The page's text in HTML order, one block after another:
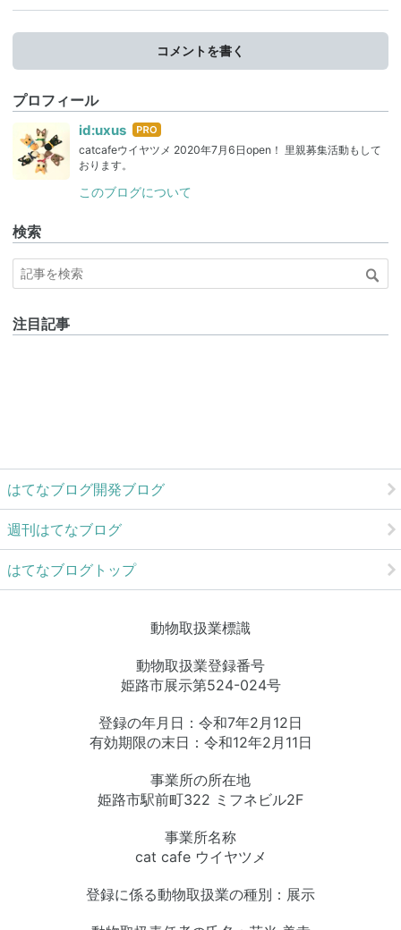
コメントを書く
プロフィール
id:uxus はて
なブ
catcafeウイヤツメ 2020年7月6日open！ 里親募集活動もして
おります。
このブログについて
検索
注目記事
はてなブログ開発ブログ
週刊はてなブログ
はてなブログトップ
動物取扱業標識
動物取扱業登録番号
姫路市展示第524-024号
登録の年月日：令和7年2月12日
有効期限の末日：令和12年2月11日
事業所の所在地
姫路市駅前町322 ミフネビル2F
事業所名称
cat cafe ウイヤツメ
登録に係る動物取扱業の種別：展示